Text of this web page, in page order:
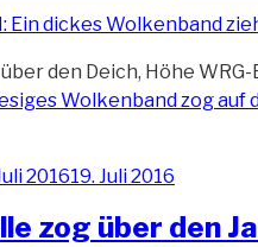
den Deich, Höhe
Wolkenband zog auf
201619. Juli 2016
zog über den